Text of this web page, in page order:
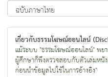
เกี่ยวกับธรรมโฆษณ์ออนไลน์
แม้ระบบ "ธรรมโฆษณ์ออนไลน์" พ
ผู้ศึกษาก็พึงตรวจสอบกับตัวเล่มห
ก่อนนำข้อมูลไปใช้ในการอ้างอิง"